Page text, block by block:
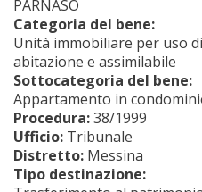
PARNASO
Categoria del bene:
Unità immobiliare per uso di
abitazione e assimilabile
Sottocategoria del bene:
Appartamento in
Procedura:38/1999
Ufficio: Tribunale
Distretto: Messina
Tipo destinazione: